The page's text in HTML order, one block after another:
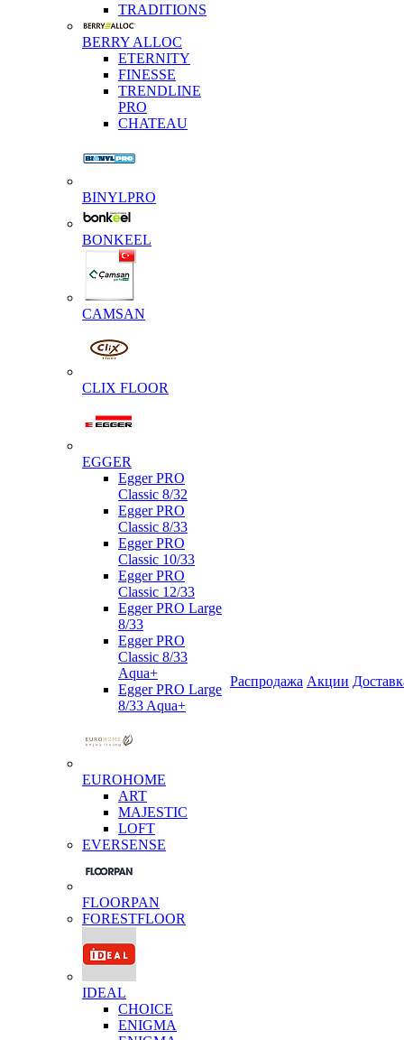
TRADITIONS
BERRY ALLOC
ETERNITY
FINESSE
TRENDLINE
PRO
CHATEAU
BINYLPRO
BONKEEL
CAMSAN
CLIX FLOOR
EGGER
Egger PRO
Classic 8/32
Egger PRO
Classic 8/33
Egger PRO
Classic 10/33
Egger PRO
Classic 12/33
Egger PRO Large
8/33
Egger PRO
Classic 8/33
Aqua+
Egger PRO Large
8/33 Aqua+
EUROHOME
ART
MAJESTIC
LOFT
EVERSENSE
FLOORPAN
FORESTFLOOR
IDEAL
CHOICE
ENIGMA
Распродажа Акции